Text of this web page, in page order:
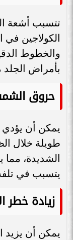
تتسبب أشعة
الكولاجين في
والخطوط
بأمراض
حروق
يمكن أن
طويلة خلال
الشديدة، مما
يتسبب في
زيادة خطر
يمكن أن